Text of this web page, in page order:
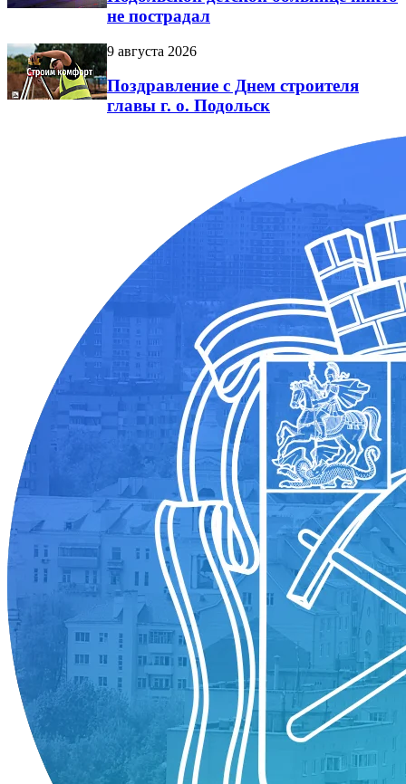
не пострадал
9 августа 2026
Поздравление с Днем строителя
главы г. о. Подольск